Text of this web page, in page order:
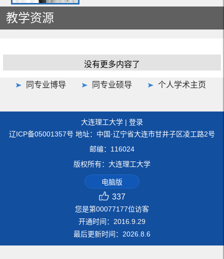
教学资源
没有更多内容了
同专业博导 同专业硕导 个人学术主页
大连理工大学 | 登录
辽ICP备05001357号 地址：中国·辽宁省大连市甘井子区凌工路2号
邮编：116024
版权所有：大连理工大学
电脑版
337
您是第00077177位访客
开通时间： 2016 9 29
最后更新时间： 2026 8 6